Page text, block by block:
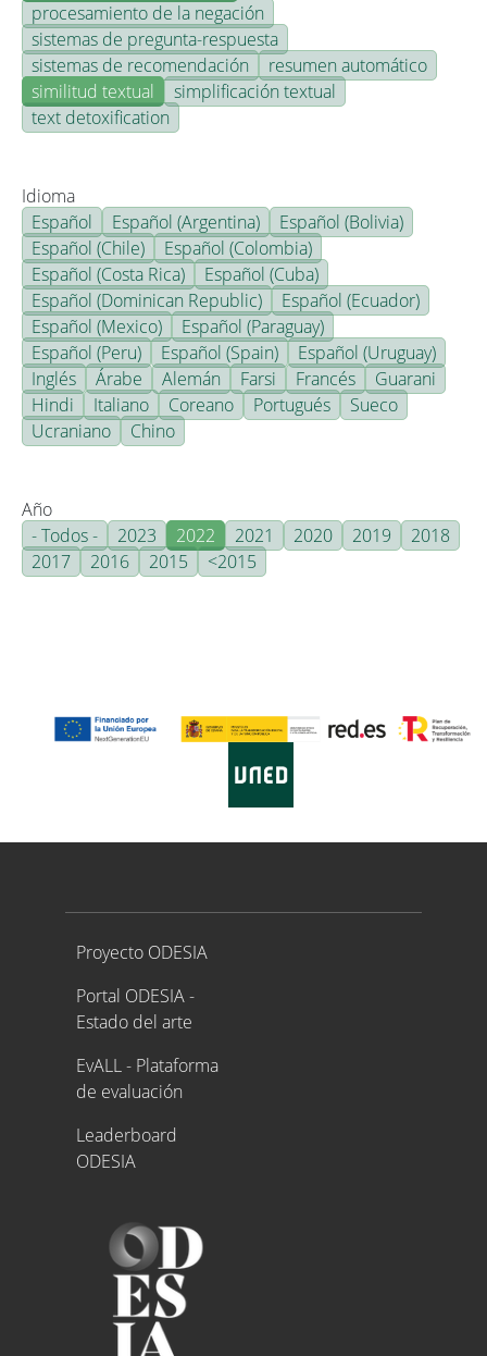
procesamiento de la negación
sistemas de pregunta-respuesta
sistemas de recomendación
resumen automático
similitud textual
simplificación textual
text detoxification
Idioma
Español
Español (Argentina)
Español (Bolivia)
Español (Chile)
Español (Colombia)
Español (Costa Rica)
Español (Cuba)
Español (Dominican Republic)
Español (Ecuador)
Español (Mexico)
Español (Paraguay)
Español (Peru)
Español (Spain)
Español (Uruguay)
Inglés
Árabe Alemán Farsi Francés
Guarani
Hindi
Italiano Coreano Portugués
Sueco
Ucraniano
Chino
Año
- Todos -
2023 2022 2021 2020 2019
2018
2017
2016 2015 <2015
Proyecto ODESIA
Proyecto ODESIA
Portal ODESIA -
Estado del arte
EvALL - Plataforma
de evaluación
Leaderboard
ODESIA